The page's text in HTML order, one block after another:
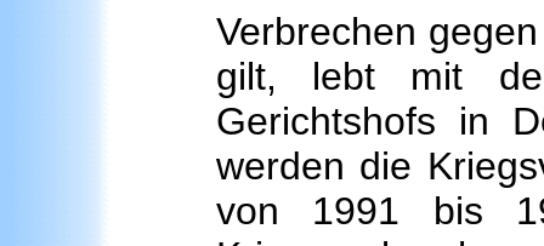
Verbrechen
gilt, lebt mit
Gerichtshofs in
werden die
von 1991 bis